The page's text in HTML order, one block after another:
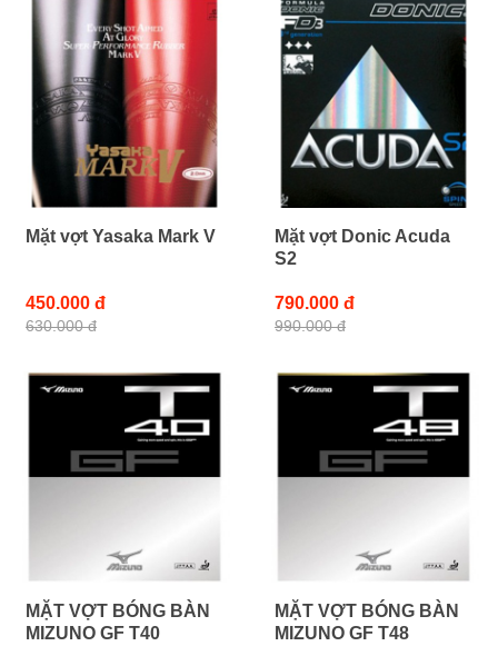
Mặt vợt Yasaka Mark V
450.000 đ
630.000 đ
Mặt vợt Donic Acuda
S2
790.000 đ
990.000 đ
MẶT VỢT BÓNG BÀN
MIZUNO GF T40
MẶT VỢT BÓNG BÀN
MIZUNO GF T48